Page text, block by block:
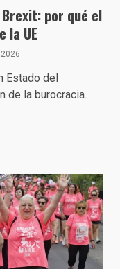
por qué el
la UE
Estado del
de la burocracia.